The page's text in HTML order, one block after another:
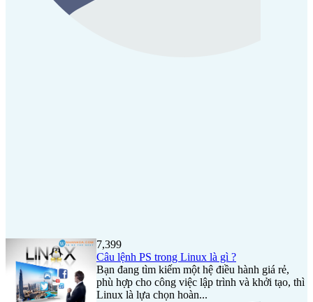
7,399
Câu lệnh PS trong Linux là gì ?
Bạn đang tìm kiếm một hệ điều hành giá rẻ,
phù hợp cho công việc lập trình và khởi tạo, thì
Linux là lựa chọn hoàn...